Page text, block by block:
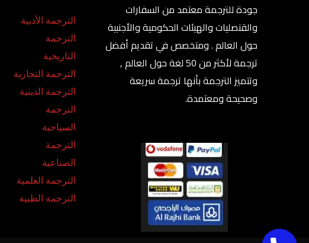
جودة للترجمة معتمد من السفارات
والقنصليات والهيئات الحكومية والأجنبية
حول العالم . ومتخصص في تقديم أفضل
ترجمة لأكثر من 50 لغة حول العالم ,
وتتميز الترجمة بأنها ترجمة سريعة
وصحيحة ومعتمدة.
الترجمة الأدبية
الترجمة
التاريخية
الترجمة التجارية
الترجمة الدينية
الترجمة
السياحية
الترجمة
الصناعية
الترجمة العلمية
الترجمة الطبية